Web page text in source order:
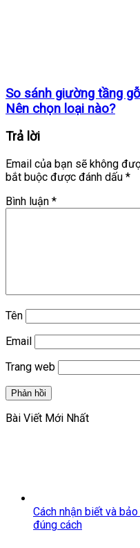
So sánh giường tầng
Nên chọn loại nào?
Trả lời
Email của bạn sẽ không
bắt buộc được đánh dấu *
Bình luận *
Tên
Email
Trang web
Bài Viết Mới Nhất
Cách nhận biết và
đúng cách